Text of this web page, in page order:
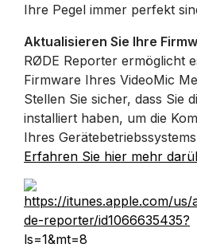
Ihre Pegel immer perfekt
Aktualisieren Sie Ihre
RØDE Reporter ermöglicht
Firmware Ihres VideoMic
Stellen Sie sicher, dass Sie
installiert haben, um die
Ihres
Erfahren Sie hier mehr